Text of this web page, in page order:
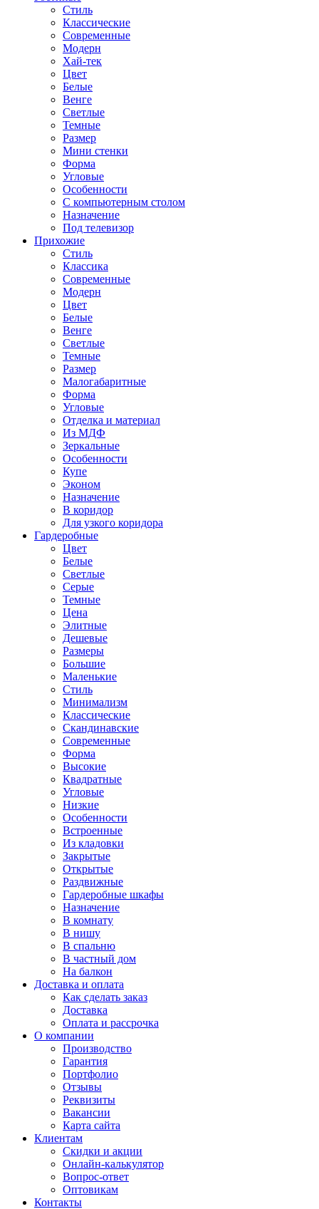
Стиль
Классические
Современные
Модерн
Хай-тек
Цвет
Белые
Венге
Светлые
Темные
Размер
Мини стенки
Форма
Угловые
Особенности
С компьютерным столом
Назначение
Под телевизор
Прихожие
Стиль
Классика
Современные
Модерн
Цвет
Белые
Венге
Светлые
Темные
Размер
Малогабаритные
Форма
Угловые
Отделка и материал
Из МДФ
Зеркальные
Особенности
Купе
Эконом
Назначение
В коридор
Для узкого коридора
Гардеробные
Цвет
Белые
Светлые
Серые
Темные
Цена
Элитные
Дешевые
Размеры
Большие
Маленькие
Стиль
Минимализм
Классические
Скандинавские
Современные
Форма
Высокие
Квадратные
Угловые
Низкие
Особенности
Встроенные
Из кладовки
Закрытые
Открытые
Раздвижные
Гардеробные шкафы
Назначение
В комнату
В нишу
В спальню
В частный дом
На балкон
Доставка и оплата
Как сделать заказ
Доставка
Оплата и рассрочка
О компании
Производство
Гарантия
Портфолио
Отзывы
Реквизиты
Вакансии
Карта сайта
Клиентам
Скидки и акции
Онлайн-калькулятор
Вопрос-ответ
Оптовикам
Контакты